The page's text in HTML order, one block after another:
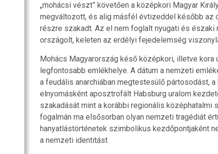
„mohácsi vészt” követően a középkori Magyar
megváltozott, és alig másfél évtizeddel később az
részre szakadt. Az el nem foglalt nyugati és északi
országolt, keleten az erdélyi fejedelemség
Mohács Magyarország késő középkori, illetve kora
legfontosabb emlékhelye. A dátum a nemzeti
a feudális anarchiában megtestesülő pártosodást,
elnyomásként aposztrofált Habsburg uralom
szakadását mint a korábbi regionális középhatalmi
fogalmán ma elsősorban olyan nemzeti tragédiát
hanyatlástörténetek szimbolikus kezdőpontjaként
a nemzeti identitást.